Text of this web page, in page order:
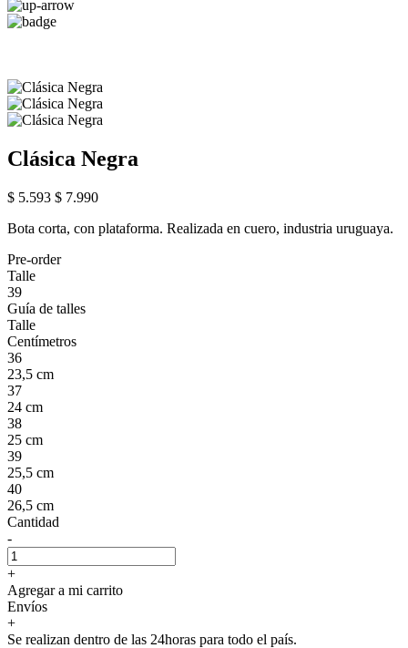
Clásica Negra
$ 5.593 $ 7.990
Bota corta, con plataforma. Realizada en cuero, industria uruguaya.
Pre-order
Talle
39
Guía de talles
Talle
Centímetros
36
23,5 cm
37
24 cm
38
25 cm
39
25,5 cm
40
26,5 cm
Cantidad
-
+
Agregar a mi carrito
Envíos
+
Se realizan dentro de las 24horas para todo el país.